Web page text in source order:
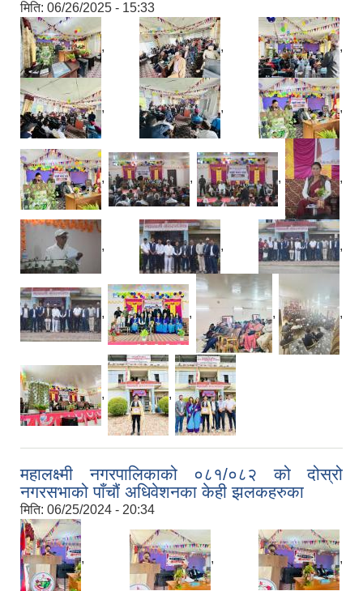
मिति: 06/26/2025 - 15:33
, , ,
, , ,
, , , ,
, , ,
, , , ,
, ,
महालक्ष्मी नगरपालिकाको ०८१/०८२ को दोस्रो
नगरसभाको पाँचौं अधिवेशनका केही झलकहरुका
मिति: 06/25/2024 - 20:34
, , ,